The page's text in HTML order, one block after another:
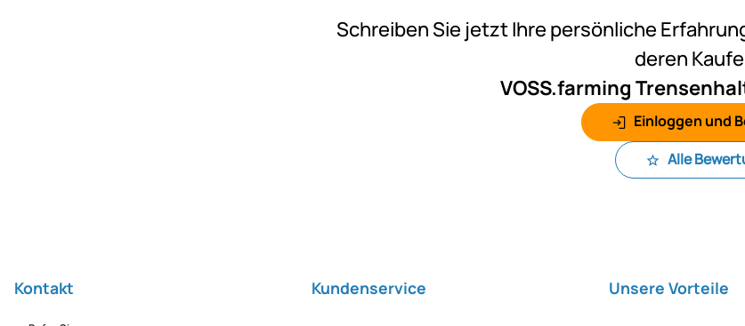
Schreiben Sie jetzt Ihre persönliche
deren
VOSS.farming
Einloggen und
Alle
Kontakt Kundenservice Unsere Vorteile